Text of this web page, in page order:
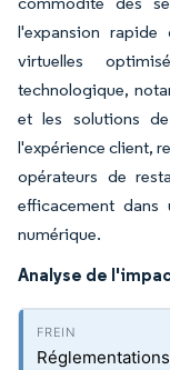
l'expansion
virtuelles
technologique,
et les solutions
l'expérience client,
opérateurs de
efficacement
numérique.
Analyse de